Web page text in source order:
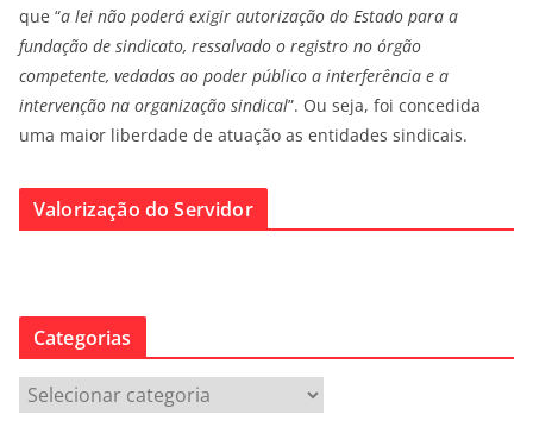
que “a lei não poderá exigir autorização do Estado para a
fundação de sindicato, ressalvado o registro no órgão
competente, vedadas ao poder público a interferência e a
intervenção na organização sindical”. Ou seja, foi concedida
uma maior liberdade de atuação as entidades sindicais.
Valorização do Servidor
Categorias
a